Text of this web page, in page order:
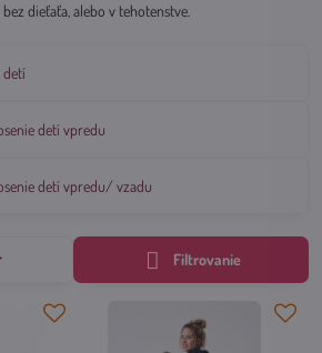
dieťaťa, alebo v tehotenstve.
detí
detí vpredu
detí vpredu/ vzadu
Filtrovanie